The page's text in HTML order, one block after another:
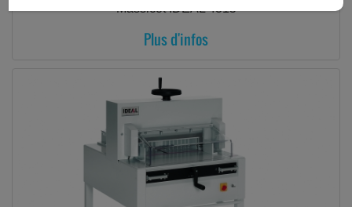
Massicot IDEAL 4315
Plus d'infos